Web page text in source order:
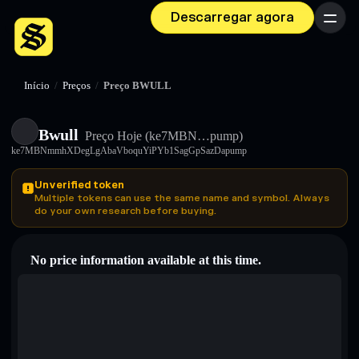
Descarregar agora Menu
Início / Preços / Preço BWULL
Bwull Preço Hoje (ke7MBN…pump)
ke7MBNmmhXDegLgAbaVboquYiPYb1SagGpSazDapump
Unverified token
Multiple tokens can use the same name and symbol. Always
do your own research before buying.
No price information available at this time.